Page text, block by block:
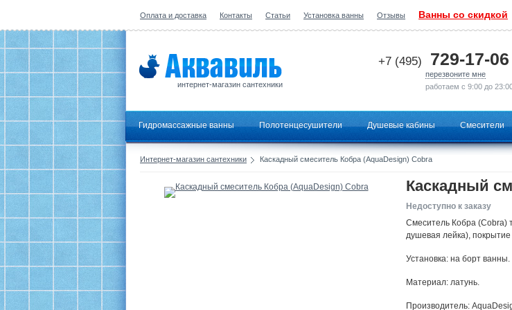
Оплата и доставка Контакты Статьи Установка ванны Отзывы Ванны со скидкой
интернет-магазин сантехники
+7 (495) 729-17-06
перезвоните мне
работаем с 9:00 до
Гидромассажные ванны Полотенцесушители Душевые кабины Смесители
Интернет-магазин сантехники Каскадный смеситель Кобра (AquaDesign) Cobra
Каскадный
Недоступно к заказу
Смеситель Кобра (Cobra)
душевая лейка),
Установка: на борт ванны.
Материал: латунь.
Производитель: